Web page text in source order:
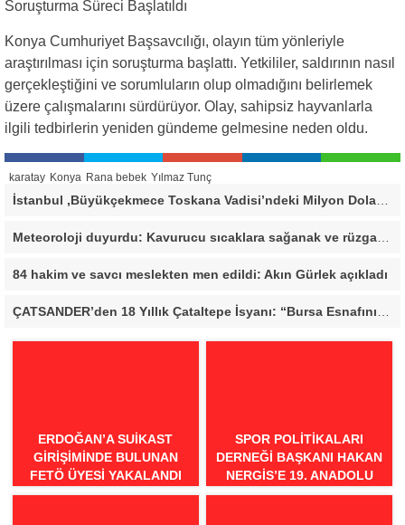
Soruşturma Süreci Başlatıldı
Konya Cumhuriyet Başsavcılığı, olayın tüm yönleriyle
araştırılması için soruşturma başlattı. Yetkililer, saldırının nasıl
gerçekleştiğini ve sorumluların olup olmadığını belirlemek
üzere çalışmalarını sürdürüyor. Olay, sahipsiz hayvanlarla
ilgili tedbirlerin yeniden gündeme gelmesine neden oldu.
karatay Konya Rana bebek Yılmaz Tunç
İstanbul ,Büyükçekmece Toskana Vadisi’ndeki Milyon Dolarlık Villa İçin Savcılık Harekete Geçti! 138,40 Metrekarelik Kaçak Alan Tespit Edildi
Meteoroloji duyurdu: Kavurucu sıcaklara sağanak ve rüzgar arası
84 hakim ve savcı meslekten men edildi: Akın Gürlek açıkladı
ERDOĞAN’A SUIKAST
GIRIŞIMINDE BULUNAN
FETÖ ÜYESI YAKALANDI
SPOR POLITIKALARI
DERNEĞI BAŞKANI HAKAN
NERGIS’E 19. ANADOLU
SPOR ÖDÜLLERI’NDE